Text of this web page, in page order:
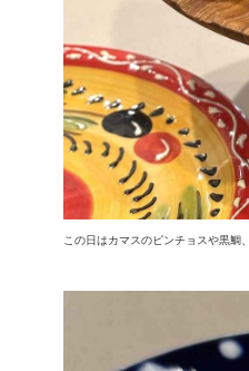
この日はカマスのピンチョスや黒鯛